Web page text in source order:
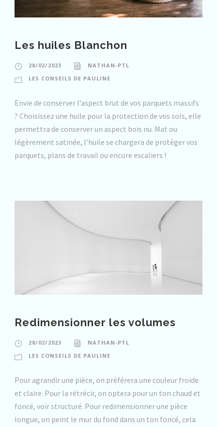
Les huiles Blanchon
28/02/2023
NATHAN-PTL
LES CONSEILS DE PAULINE
Envie de conserver l’aspect brut de vos parquets massifs
? Choisissez une huile pour la protection de vos sols, elle
permettra de conserver un aspect bois nu. Mat ou
légèrement satinée, l’huile se chargera de protéger vos
parquets, plans de travail ou encore escaliers !
Redimensionner les volumes
28/02/2023
NATHAN-PTL
LES CONSEILS DE PAULINE
Pour agrandir une pièce, on préférera une couleur froide
et claire. Pour la rétrécir, on optera pour un ton chaud et
foncé, voir structuré. Pour redimensionner une pièce
longue, on peint le mur du fond dans un ton foncé, cela